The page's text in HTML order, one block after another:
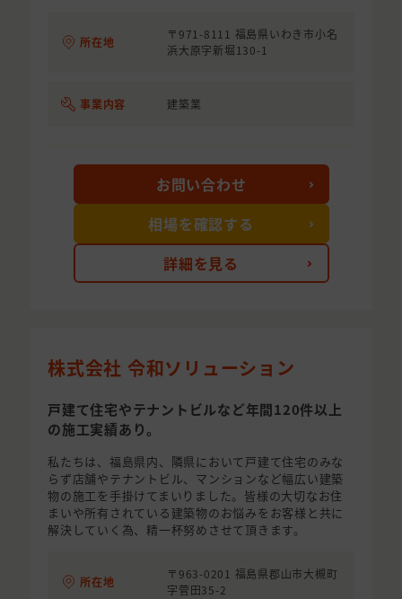
所在地
〒971-8111 福島県いわき市小名
浜大原字新堀130-1
事業内容 建築業
詳細を見る
お問い合わせ
相場を確認する
株式会社 令和ソリューション
戸建て住宅やテナントビルなど年間120件以上
の施工実績あり。
私たちは、福島県内、隣県において戸建て住宅のみな
らず店舗やテナントビル、マンションなど幅広い建築
物の施工を手掛けてまいりました。皆様の大切なお住
まいや所有されている建築物のお悩みをお客様と共に
解決していく為、精一杯努めさせて頂きます。
所在地
〒963-0201 福島県郡山市大槻町
字菅田35-2